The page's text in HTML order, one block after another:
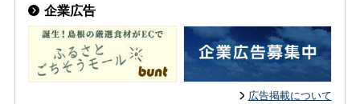
企業広告
広告掲載について